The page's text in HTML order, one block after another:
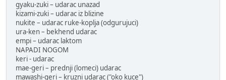
gyaku-zuki – udarac unazad
kizami-zuki – udarac iz blizine
nukite – udarac ruke-koplja (odgurujuci)
ura-ken – bekhend udarac
empi – udarac laktom
NAPADI NOGOM
keri - udarac
mae-geri – prednji (lomeci) udarac
mawashi-geri – kruzni udarac ("oko kuce")